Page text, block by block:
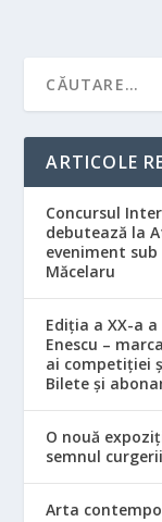
ARTICOLE
Concursul
debutează la
eveniment
Măcelaru
Ediția a XX-a
Enescu –
ai competiției
Bilete și
O nouă
semnul
Arta